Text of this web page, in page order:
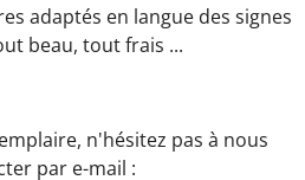
adaptés en langue des signes
beau, tout frais ...
n'hésitez pas à nous
par e-mail :